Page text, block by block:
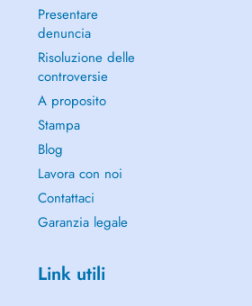
Presentare
denuncia
Risoluzione delle
controversie
A proposito
Stampa
Blog
Lavora con noi
Contattaci
Garanzia legale
Link utili